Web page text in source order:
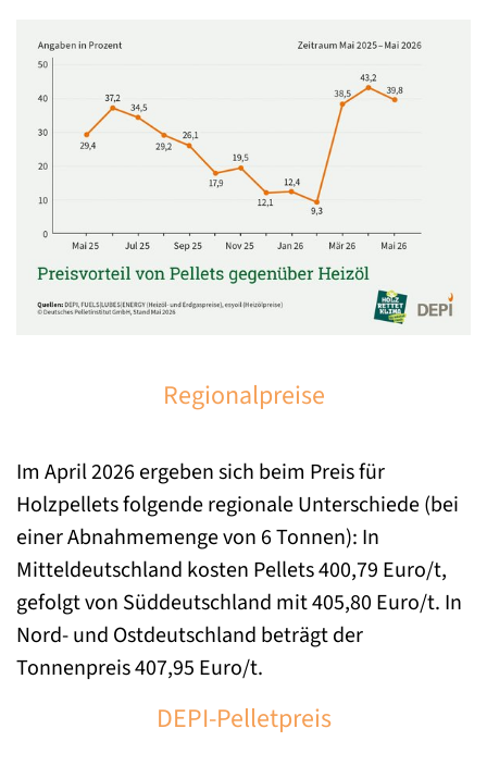
Regionalpreise
Im April 2026 ergeben sich beim Preis für
Holzpellets folgende regionale Unterschiede (bei
einer Abnahmemenge von 6 Tonnen): In
Mitteldeutschland kosten Pellets 400,79 Euro/t,
gefolgt von Süddeutschland mit 405,80 Euro/t. In
Nord- und Ostdeutschland beträgt der
Tonnenpreis 407,95 Euro/t.
DEPI-Pelletpreis